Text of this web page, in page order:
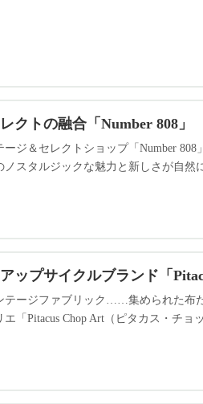
クトの融合「Number 808」
ジ＆セレクトショップ「Number
スタルジックな魅力と新しさが自
ップサイクルブランド「
テージファブリック……集められた布
「Pitacus Chop Art（ピタカス・チ